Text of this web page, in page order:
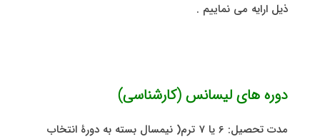
ذیل ارایه می نماییم .
دوره های لیسانس (کارشناسی)
مدت تحصیل: 6 یا 7 ترم( نیمسال بسته به دورۀ انتخاب